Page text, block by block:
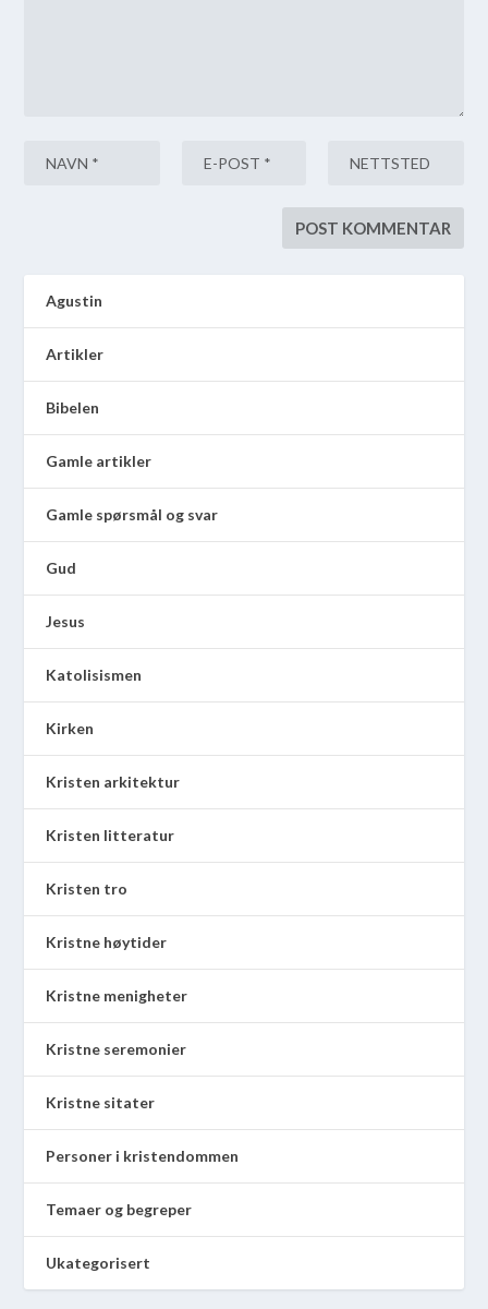
Agustin
Artikler
Bibelen
Gamle artikler
Gamle spørsmål og svar
Gud
Jesus
Katolisismen
Kirken
Kristen arkitektur
Kristen litteratur
Kristen tro
Kristne høytider
Kristne menigheter
Kristne seremonier
Kristne sitater
Personer i kristendommen
Temaer og begreper
Ukategorisert